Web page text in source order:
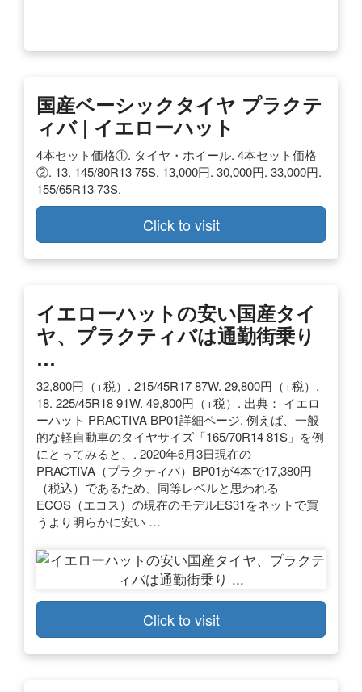
国産ベーシックタイヤ プラクテ
ィバ | イエローハット
4本セット価格①. タイヤ・ホイール. 4本セット価格
②. 13. 145/80R13 75S. 13,000円. 30,000円. 33,000円.
155/65R13 73S.
Click to visit
イエローハットの安い国産タイ
ヤ、プラクティバは通勤街乗り
…
32,800円（+税）. 215/45R17 87W. 29,800円（+税）.
18. 225/45R18 91W. 49,800円（+税）. 出典： イエロ
ーハット PRACTIVA BP01詳細ページ. 例えば、一般
的な軽自動車のタイヤサイズ「165/70R14 81S」を例
にとってみると、. 2020年6月3日現在の
PRACTIVA（プラクティバ）BP01が4本で17,380円
（税込）であるため、同等レベルと思われる
ECOS（エコス）の現在のモデルES31をネットで買
うより明らかに安い …
Click to visit